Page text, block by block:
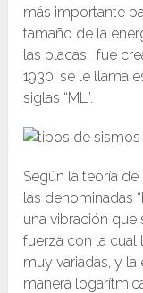
más importante
tamaño de la
las placas, fue
1930, se le llama
siglas “ML”.
Según la teoría
las denominadas
una vibración
fuerza con la cual
muy variadas, y
manera